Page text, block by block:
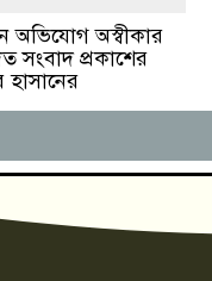
অভিযোগ অস্বীকার
সংবাদ প্রকাশের
হাসানের